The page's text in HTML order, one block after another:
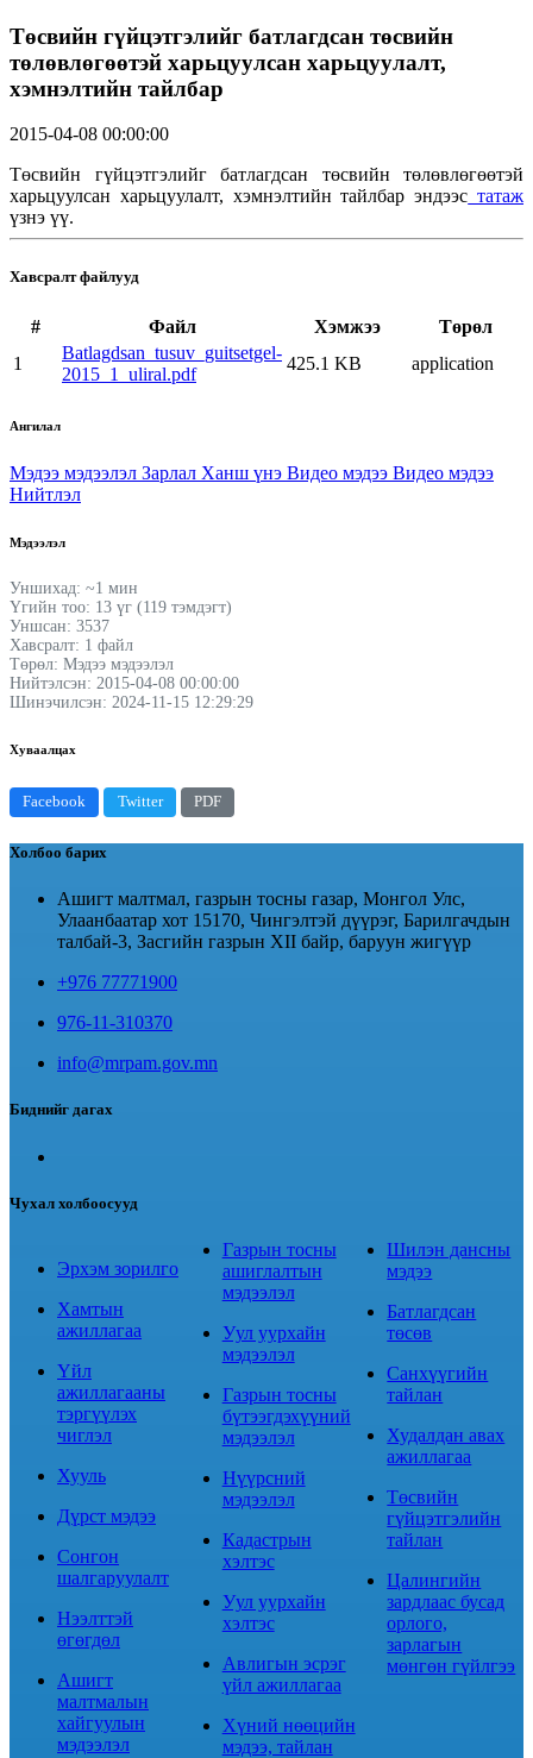
Төсвийн гүйцэтгэлийг батлагдсан төсвийн
төлөвлөгөөтэй харьцуулсан харьцуулалт,
хэмнэлтийн тайлбар
2015-04-08 00:00:00
Төсвийн гүйцэтгэлийг батлагдсан төсвийн төлөвлөгөөтэй
харьцуулсан харьцуулалт, хэмнэлтийн тайлбар эндээс татаж
үзнэ үү.
Хавсралт файлууд
# Файл Хэмжээ
Төрөл
1
Batlagdsan_tusuv_guitsetgel-
2015_1_uliral.pdf
425.1 KB application
Ангилал
Мэдээ мэдээлэл Зарлал Ханш үнэ Видео мэдээ Видео мэдээ
Нийтлэл
Мэдээлэл
Уншихад: ~1 мин
Үгийн тоо: 13 үг (119 тэмдэгт)
Уншсан: 3537
Хавсралт: 1 файл
Төрөл: Мэдээ мэдээлэл
Нийтэлсэн: 2015-04-08 00:00:00
Шинэчилсэн: 2024-11-15 12:29:29
Хуваалцах
Facebook Twitter PDF
Холбоо барих
Ашигт малтмал, газрын тосны газар, Монгол Улс,
Улаанбаатар хот 15170, Чингэлтэй дүүрэг, Барилгачдын
талбай-3, Засгийн газрын XII байр, баруун жигүүр
+976 77771900
976-11-310370
info@mrpam.gov.mn
Биднийг дагах
Чухал холбоосууд
Эрхэм зорилго
Хамтын
ажиллагаа
Үйл
ажиллагааны
тэргүүлэх
чиглэл
Хууль
Дүрст мэдээ
Сонгон
шалгаруулалт
Нээлттэй
өгөгдөл
Ашигт
малтмалын
хайгуулын
мэдээлэл
Газрын тосны
ашиглалтын
мэдээлэл
Уул уурхайн
мэдээлэл
Газрын тосны
бүтээгдэхүүний
мэдээлэл
Нүүрсний
мэдээлэл
Кадастрын
хэлтэс
Уул уурхайн
хэлтэс
Авлигын эсрэг
үйл ажиллагаа
Хүний нөөцийн
мэдээ, тайлан
Шилэн дансны
мэдээ
Батлагдсан
төсөв
Санхүүгийн
тайлан
Худалдан авах
ажиллагаа
Төсвийн
гүйцэтгэлийн
тайлан
Цалингийн
зардлаас бусад
орлого,
зарлагын
мөнгөн гүйлгээ